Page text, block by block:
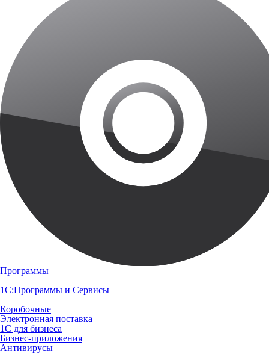
Программы
1С:Программы и Сервисы
Коробочные
Электронная поставка
1С для бизнеса
Бизнес-приложения
Антивирусы